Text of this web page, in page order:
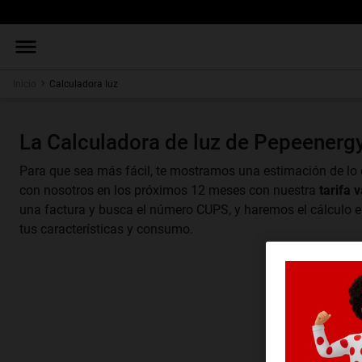
Calculadora luz
La Calculadora de luz de
Para que sea más fácil, te mostramos una estimación de lo
con nosotros en los próximos 12 meses con nuestra tarifa
una factura y busca el número CUPS, y haremos el cálculo
tus características y consumo.